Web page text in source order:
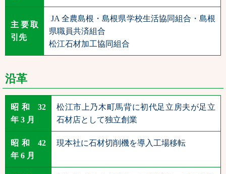
主要取
引先
JA 全農島根・島根県学校生活協同組合・島根
県職員共済組合
松江石材加工協同組合
沿革
昭和 32
年 3 月
松江市上乃木町馬背に初代足立房夫が足立
石材店として独立創業
昭和 42
年 6 月
現本社に石材切削機を導入工場移転